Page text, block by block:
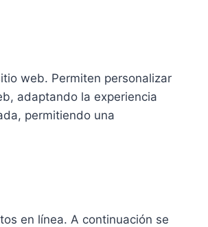
web. Permiten personalizar
adaptando la experiencia
permitiendo una
en línea. A continuación se